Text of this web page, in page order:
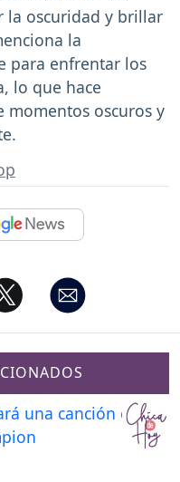
la oscuridad y brillar
la
para enfrentar los
lo que hace
momentos oscuros y